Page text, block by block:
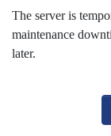
The server is
maintenance
later.